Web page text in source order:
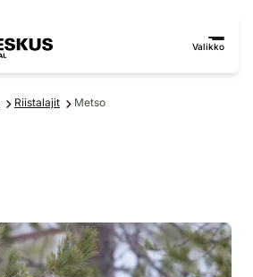
Valikko
Riistalajit Metso